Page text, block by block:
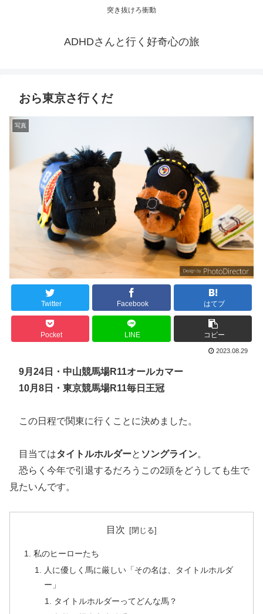
突き抜けろ衝動
ADHDさんと行く好奇心の旅
おら東京さ行くだ
写真
Twitter Facebook はてブ
Pocket LINE コピー
2023.08.29
9月24日・中山競馬場R11オールカマー
10月8日・東京競馬場R11毎日王冠
この日程で関東に行くことに決めました。
目当てはタイトルホルダーと ソングライン。
恐らく今年で引退するだろうこの2頭をどうしても生で
見たいんです。
目次
私のヒーローたち
人に優しく馬に厳しい「その名は、タイトルホルダ
ー」
タイトルホルダーってどんな馬？